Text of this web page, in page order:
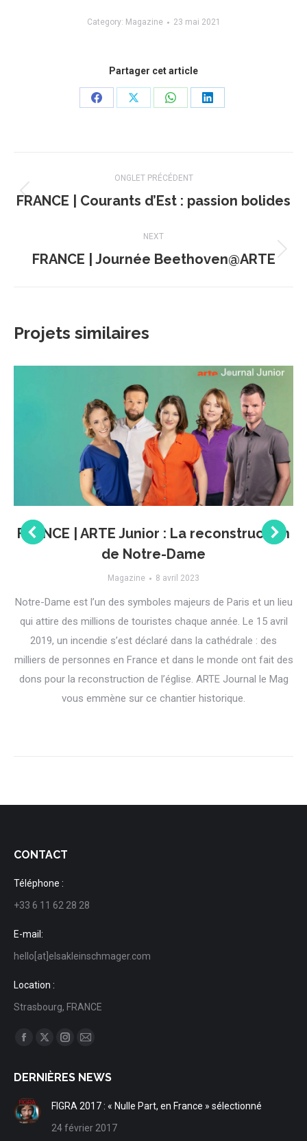
Category: Magazine 23 mai 2021
Partager cet article
Share
Share
Share
Share
de
commentaire
ONGLET PRÉCÉDENT
Onglet
FRANCE | Courants d’Est : passion bolides
NEXT
Projets
FRANCE | Journée Beethoven@ARTE
Projets similaires
FRANCE | ARTE Junior : La reconstruction
de Notre-Dame
Magazine 8 avril 2023
Notre-Dame est l’un des symboles majeurs de Paris et un lieu
qui attire des millions de touristes chaque année. Le 15 avril
2019, un incendie s’est déclaré dans la cathédrale : des
milliers de personnes en France et dans le monde ont fait des
dons pour la reconstruction de l’église. ARTE Journal le Mag
vous emmène sur ce chantier historique.
CONTACT
Téléphone :
+33 6 11 62 28 28
E-mail:
hello[at]elsakleinschmager.com
Location :
Strasbourg, FRANCE
Trouvez nous sur :
Facebook
opens
in
new
window
X
opens
window
Instagram
opens
window
Mail
opens
window
DERNIÈRES NEWS
FIGRA 2017 : « Nulle Part, en France » sélectionné
24 février 2017